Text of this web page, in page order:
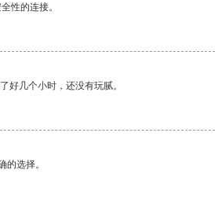
性的连接。
好几个小时，还没有玩腻。
选择。